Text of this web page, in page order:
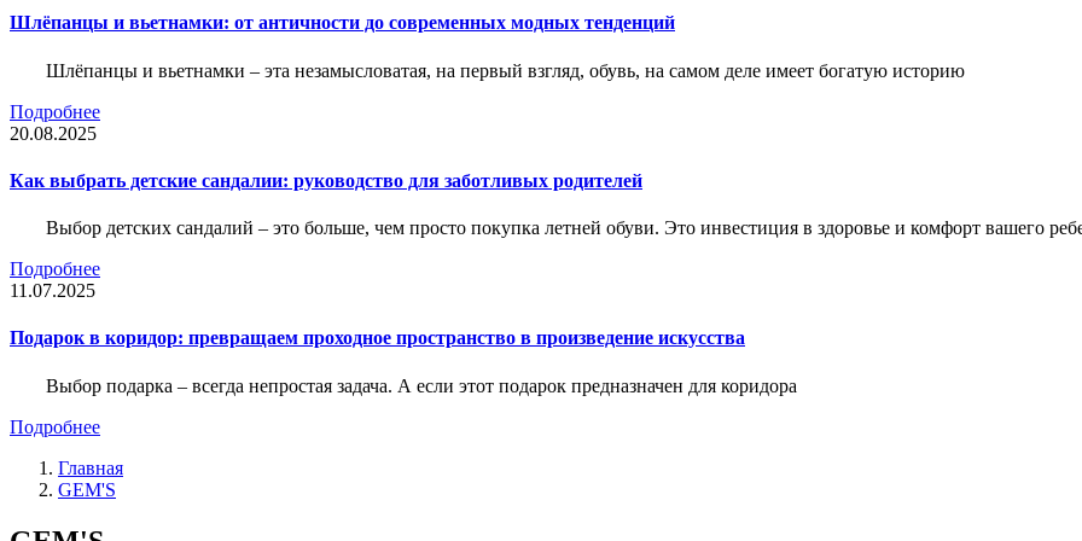
Шлёпанцы и вьетнамки: от античности до современных модных тенденций
Шлёпанцы и вьетнамки – эта незамысловатая, на первый взгляд, обувь, на самом деле имеет богатую историю
Подробнее
20.08.2025
Как выбрать детские сандалии: руководство для заботливых родителей
Выбор детских сандалий – это больше, чем просто покупка летней обуви. Это инвестиция в здоровье и комфорт вашего
Подробнее
11.07.2025
Подарок в коридор: превращаем проходное пространство в произведение искусства
Выбор подарка – всегда непростая задача. А если этот подарок предназначен для коридора
Подробнее
Главная
GEM'S